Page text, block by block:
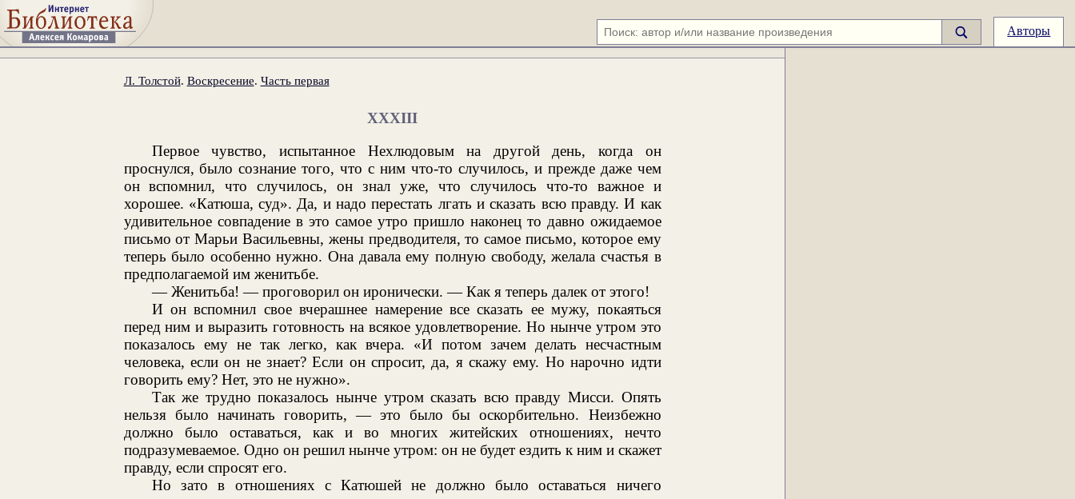
Авторы
Л. Толстой. Воскресение. Часть первая
XXXIII
Первое чувство, испытанное Нехлюдовым на другой день, когда он
проснулся, было сознание того, что с ним что-то случилось, и прежде даже чем
он вспомнил, что случилось, он знал уже, что случилось что-то важное и
хорошее. «Катюша, суд». Да, и надо перестать лгать и сказать всю правду. И как
удивительное совпадение в это самое утро пришло наконец то давно ожидаемое
письмо от Марьи Васильевны, жены предводителя, то самое письмо, которое ему
теперь было особенно нужно. Она давала ему полную свободу, желала счастья в
предполагаемой им женитьбе.
— Женитьба! — проговорил он иронически. — Как я теперь далек от этого!
И он вспомнил свое вчерашнее намерение все сказать ее мужу, покаяться
перед ним и выразить готовность на всякое удовлетворение. Но нынче утром это
показалось ему не так легко, как вчера. «И потом зачем делать несчастным
человека, если он не знает? Если он спросит, да, я скажу ему. Но нарочно идти
говорить ему? Нет, это не нужно».
Так же трудно показалось нынче утром сказать всю правду Мисси. Опять
нельзя было начинать говорить, — это было бы оскорбительно. Неизбежно
должно было оставаться, как и во многих житейских отношениях, нечто
подразумеваемое. Одно он решил нынче утром: он не будет ездить к ним и скажет
правду, если спросят его.
Но зато в отношениях с Катюшей не должно было оставаться ничего